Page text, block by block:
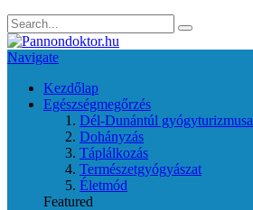
Navigate
Kezdőlap
Egészségmegőrzés
Dél-Dunántúl gyógyturizmusa
Dohányzás
Táplálkozás
Természetgyógyászat
Életmód
Featured